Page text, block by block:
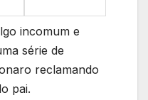
incomum e
série de
reclamando
pai.